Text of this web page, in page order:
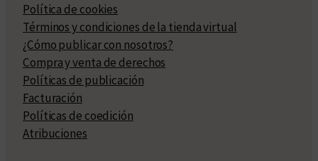
Política de cookies
Términos y condiciones de la tienda virtual
¿Cómo publicar con nosotros?
Compra y venta de derechos
Políticas de publicación
Facturación
Políticas de coedición
Atribuciones